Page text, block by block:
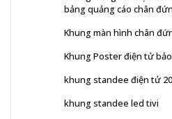
bảng quảng cáo chân
Khung màn hình chân
Khung Poster điện tử
khung standee điện tử
khung standee led tivi